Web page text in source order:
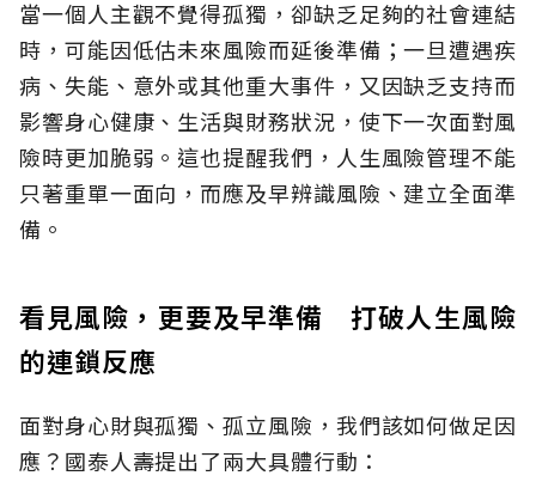
當一個人主觀不覺得孤獨，卻缺乏足夠的社會連結
時，可能因低估未來風險而延後準備；一旦遭遇疾
病、失能、意外或其他重大事件，又因缺乏支持而
影響身心健康、生活與財務狀況，使下一次面對風
險時更加脆弱。這也提醒我們，人生風險管理不能
只著重單一面向，而應及早辨識風險、建立全面準
備。
看見風險，更要及早準備 打破人生風險
的連鎖反應
面對身心財與孤獨、孤立風險，我們該如何做足因
應？國泰人壽提出了兩大具體行動：